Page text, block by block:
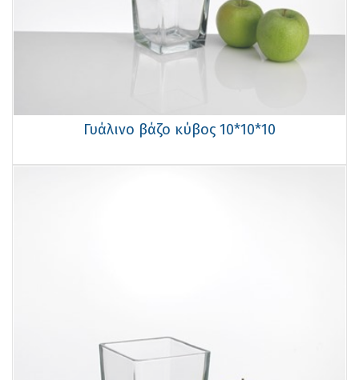
Γυάλινο βάζο κύβος 10*10*10